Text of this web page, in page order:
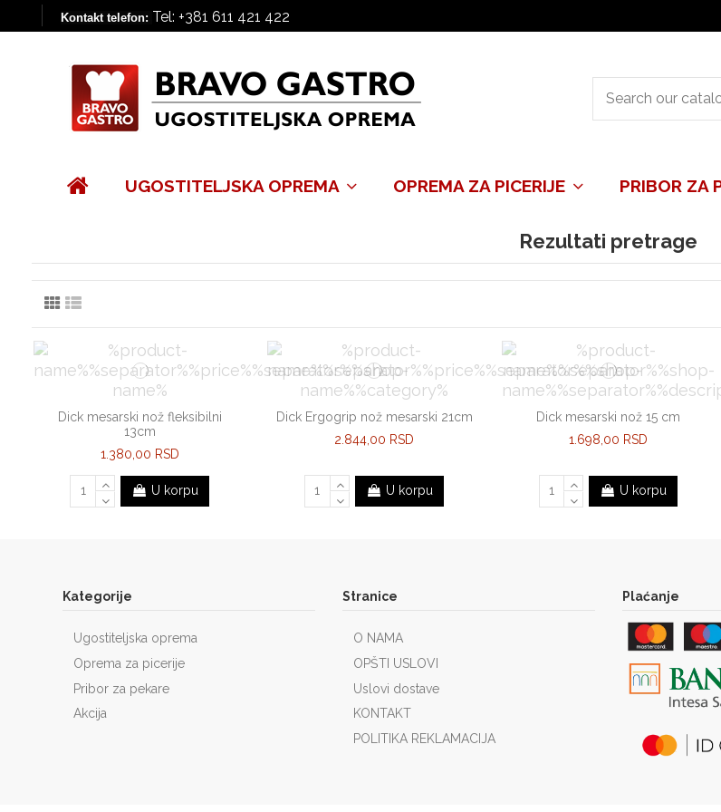
Kontakt telefon: Tel: +381 611 421 422
UGOSTITELJSKA OPREMA OPREMA ZA PICERIJE PRIBOR ZA
Rezultati pretrage
Dick mesarski nož fleksibilni
13cm
1.380,00 RSD
U korpu
Dick Ergogrip nož mesarski 21cm
2.844,00 RSD
U korpu
Dick mesarski nož 15 cm
1.698,00 RSD
U korpu
Kategorije
Ugostiteljska oprema
Oprema za picerije
Pribor za pekare
Akcija
Stranice
O NAMA
OPŠTI USLOVI
Uslovi dostave
KONTAKT
POLITIKA REKLAMACIJA
Plaćanje